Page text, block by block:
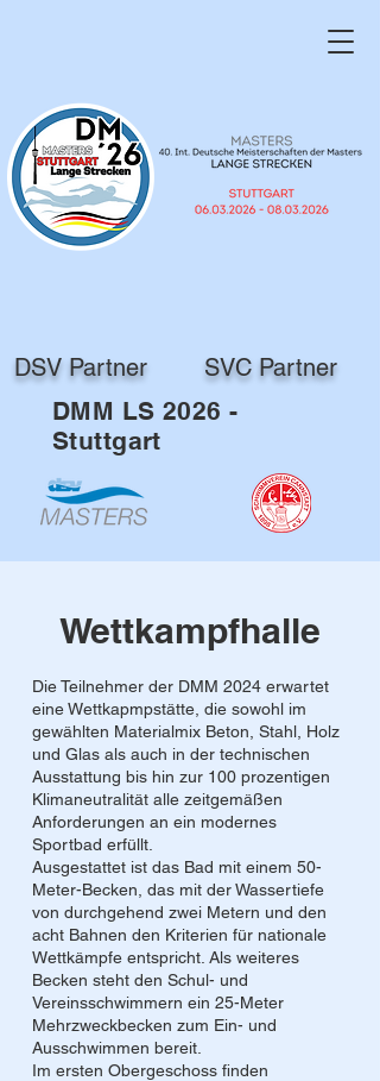
SVC Partner
DSV Partner
DMM LS 2026 -
Stuttgart
Wettkampfhalle
Die Teilnehmer der DMM 2024 erwartet
eine Wettkapmpstätte, die sowohl im
gewählten Materialmix Beton, Stahl, Holz
und Glas als auch in der technischen
Ausstattung bis hin zur 100 prozentigen
Klimaneutralität alle zeitgemäßen
Anforderungen an ein modernes
Sportbad erfüllt.
Ausgestattet ist das Bad mit einem 50-
Meter-Becken, das mit der Wassertiefe
von durchgehend zwei Metern und den
acht Bahnen den Kriterien für nationale
Wettkämpfe entspricht. Als weiteres
Becken steht den Schul- und
Vereinsschwimmern ein 25-Meter
Mehrzweckbecken zum Ein- und
Ausschwimmen bereit.
Im ersten Obergeschoss finden